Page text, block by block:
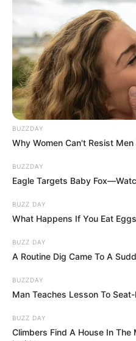
hogyvolt.co - 2026 |Adatvédelem